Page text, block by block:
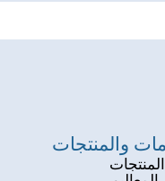
والمنتجات